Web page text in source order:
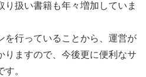
り扱い書籍も年々増加していま
を行っていることから、運営が
りますので、今後更に便利なサ
。